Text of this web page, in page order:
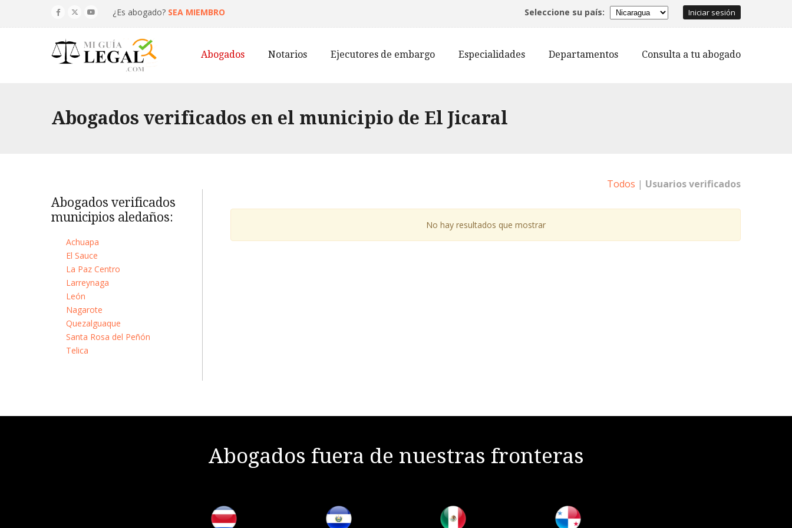
¿Es abogado? SEA MIEMBRO Iniciar sesión
Seleccione su país:
Abogados Notarios Ejecutores de embargo Especialidades Departamentos Consulta a tu abogado
Abogados verificados en el municipio de El Jicaral
Abogados verificados
municipios aledaños:
Achuapa
El Sauce
La Paz Centro
Larreynaga
León
Nagarote
Quezalguaque
Santa Rosa del Peñón
Telica
Todos | Usuarios verificados
No hay resultados que mostrar
Abogados fuera de nuestras fronteras